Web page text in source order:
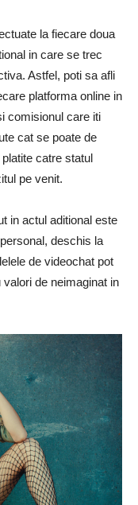
la fiecare doua
in care se trec
Astfel, poti sa afli
platforma online in
comisionul care iti
cat se poate de
catre statul
pe venit.
in actul aditional este
deschis la
de videochat pot
de neimaginat in